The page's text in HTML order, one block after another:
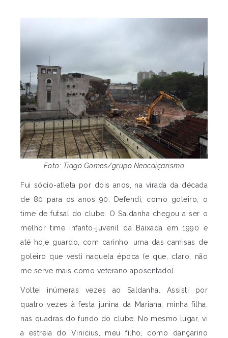
Foto: Tiago Gomes/grupo Neocaiçarismo
Fui sócio-atleta por dois anos, na virada da década
de 80 para os anos 90. Defendi, como goleiro, o
time de futsal do clube. O Saldanha chegou a ser o
melhor time infanto-juvenil da Baixada em 1990 e
até hoje guardo, com carinho, uma das camisas de
goleiro que vesti naquela época (e que, claro, não
me serve mais como veterano aposentado).
Voltei inúmeras vezes ao Saldanha. Assisti por
quatro vezes à festa junina da Mariana, minha filha,
nas quadras do fundo do clube. No mesmo lugar, vi
a estreia do Vinicius, meu filho, como dançarino